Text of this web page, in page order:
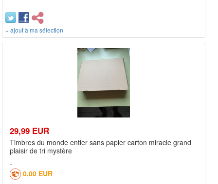
+ ajout à ma sélection
29,99 EUR
Timbres du monde entier sans papier carton miracle grand
plaisir de tri mystère
0,00 EUR